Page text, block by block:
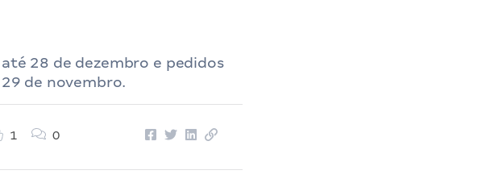
28 de dezembro e pedidos
de novembro.
1 0